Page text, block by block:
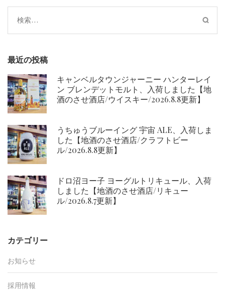
ン検
索:
最近の投稿
キャンベルタウンジャーニー ハンターレイ
ン ブレンデットモルト、入荷しました【地
酒のさせ酒店/ウイスキー/2026.8.8更新】
うちゅうブルーイング 宇宙 ALE、入荷しま
した【地酒のさせ酒店/クラフトビー
ル/2026.8.8更新】
ドロ沼ヨー子 ヨーグルトリキュール、入荷
しました【地酒のさせ酒店/リキュー
ル/2026.8.7更新】
カテゴリー
お知らせ
採用情報